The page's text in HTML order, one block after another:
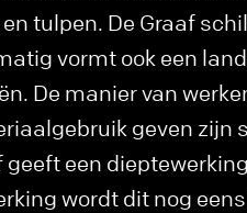
tulpen. De Graaf
vormt ook een
De manier van
geven zijn
een
wordt dit nog